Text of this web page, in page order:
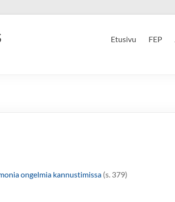
Etusivu FEP
ongelmia kannustimissa (s. 379)